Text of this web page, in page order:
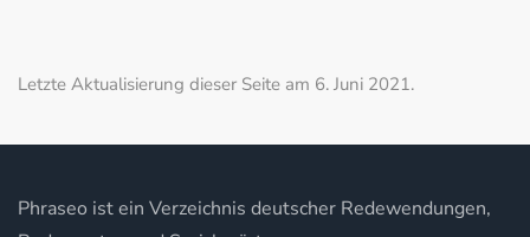
Letzte Aktualisierung dieser Seite am 6. Juni 2021.
Phraseo ist ein Verzeichnis deutscher Redewendungen,